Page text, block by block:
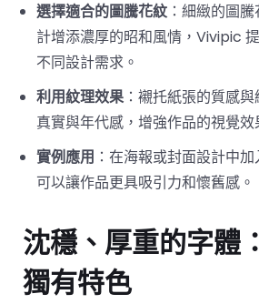
選擇適合的圖騰花紋 ：細緻的圖
計增添濃厚的昭和風情，Vivipic
不同設計需求。
利用紋理效果 ：襯托紙張的質感
真實與年代感，增強作品的視覺效
實例應用 ：在海報或封面設計中
可以讓作品更具吸引力和懷舊感。
沈穩、厚重的字體
獨有特色